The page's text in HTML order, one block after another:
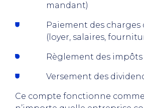
mandant)
Paiement des charges
(loyer, salaires,
Règlement des impôts
Versement des
Ce compte fonctionne